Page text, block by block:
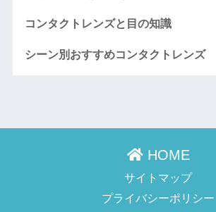
コンタクトレンズと目の知識
シーン別おすすめコンタクトレンズ
HOME
サイトマップ
プライバシーポリシー